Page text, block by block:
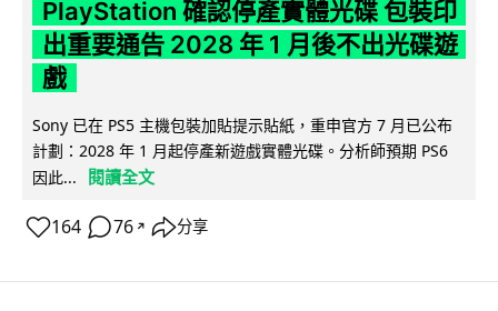
PlayStation 確認停產實體光碟 包裝印
出重要通告 2028 年 1 月後不出光碟遊
戲
Sony 已在 PS5 主機包裝加貼提示貼紙，重申官方 7 月已公布
計劃：2028 年 1 月起停產新遊戲實體光碟。分析師預期 PS6
因此...
閱讀全文
164 76 ↗ 分享